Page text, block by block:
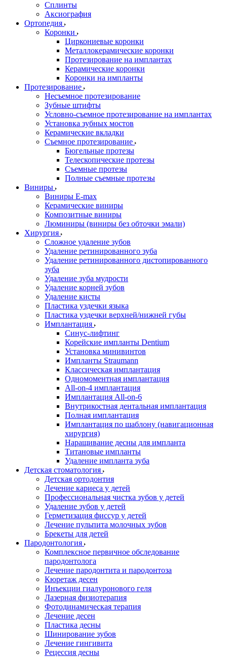
Сплинты
Аксиография
Ортопедия
Коронки
Циркониевые коронки
Металлокерамические коронки
Протезирование на имплантах
Керамические коронки
Коронки на импланты
Протезирование
Несъемное протезирование
Зубные штифты
Условно-съемное протезирование на имплантах
Установка зубных мостов
Керамические вкладки
Съемное протезирование
Бюгельные протезы
Телескопические протезы
Съемные протезы
Полные съемные протезы
Виниры
Виниры E-max
Керамические виниры
Композитные виниры
Люминиры (виниры без обточки эмали)
Хирургия
Сложное удаление зубов
Удаление ретинированного зуба
Удаление ретинированного дистопированного
зуба
Удаление зуба мудрости
Удаление корней зубов
Удаление кисты
Пластика уздечки языка
Пластика уздечки верхней/нижней губы
Имплантация
Синус-лифтинг
Корейские импланты Dentium
Установка минивинтов
Импланты Straumann
Классическая имплантация
Одномоментная имплантация
All-on-4 имплантация
Имплантация All-on-6
Внутрикостная дентальная имплантация
Полная имплантация
Имплантация по шаблону (навигационная
хирургия)
Наращивание десны для импланта
Титановые импланты
Удаление импланта зуба
Детская стоматология
Детская ортодонтия
Лечение кариеса у детей
Профессиональная чистка зубов у детей
Удаление зубов у детей
Герметизация фиссур у детей
Лечение пульпита молочных зубов
Брекеты для детей
Пародонтология
Комплексное первичное обследование
пародонтолога
Лечение пародонтита и пародонтоза
Кюретаж десен
Инъекции гиалуронового геля
Лазерная физиотерапия
Фотодинамическая терапия
Лечение десен
Пластика десны
Шинирование зубов
Лечение гингивита
Рецессия десны